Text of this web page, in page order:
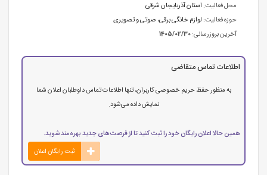
محل فعالیت: استان آذربایجان شرقی
حوزه فعالیت: لوازم خانگی برقی، صوتی و تصویری
آخرین بروزرسانی:1405/02/30
اطلاعات تماس متقاضی
به منظور حفظ حریم خصوصی کاربران، تنها اطلاعات تماس داوطلبان اعلان شما
نمایش داده می‌شود.
همین حالا اعلان رایگان خود را ثبت کنید تا از فرصت‌های جدید بهره‌مند شوید.
ثبت رایگان اعلان